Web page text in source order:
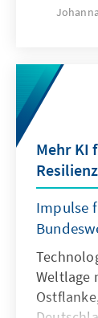
den
Umfeld.
und
Mehr KI
Resilienz
Impulse
Weltlage